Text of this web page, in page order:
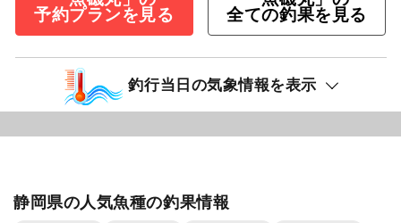
予約プランを見る
全ての釣果を見る
釣行当日の気象情報を表示
静岡県の人気魚種の釣果情報